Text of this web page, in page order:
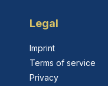
Legal
Imprint
Terms of service
Privacy